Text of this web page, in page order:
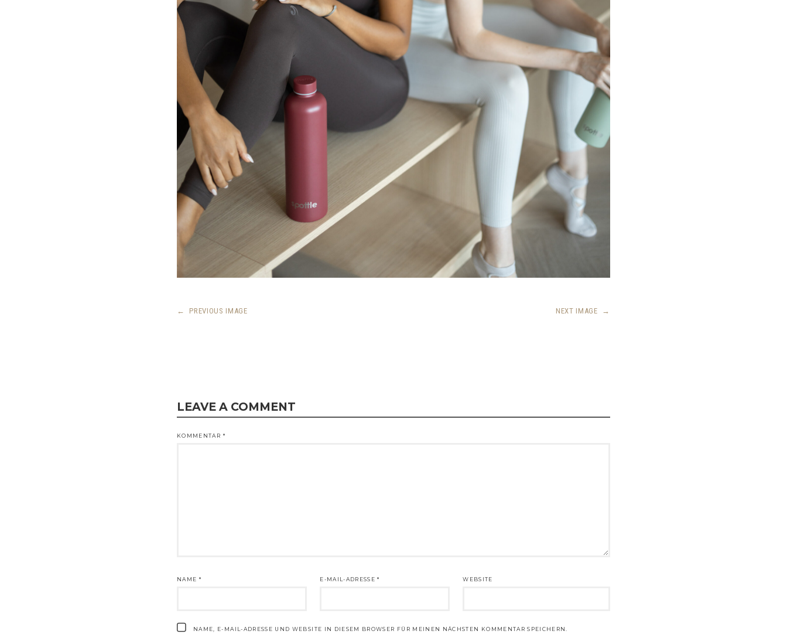
← PREVIOUS IMAGE NEXT IMAGE →
LEAVE A COMMENT
KOMMENTAR *
NAME * E-MAIL-ADRESSE* WEBSITE
NAME, E-MAIL-ADRESSE UND WEBSITE IN DIESEM BROWSER FÜR MEINEN NÄCHSTEN KOMMENTAR SPEICHERN.